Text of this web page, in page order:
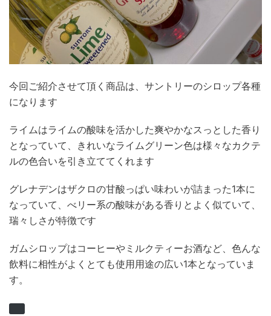
今回ご紹介させて頂く商品は、サントリーのシロップ各種
になります
ライムはライムの酸味を活かした爽やかなスっとした香り
となっていて、きれいなライムグリーン色は様々なカクテ
ルの色合いを引き立ててくれます
グレナデンはザクロの甘酸っぱい味わいが詰まった1本に
なっていて、べリー系の酸味がある香りとよく似ていて、
瑞々しさが特徴です
ガムシロップはコーヒーやミルクティーお酒など、色んな
飲料に相性がよくとても使用用途の広い1本となっていま
す。